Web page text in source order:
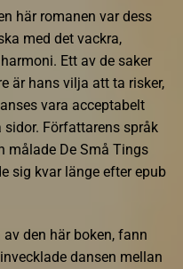
här romanen var dess
med det vackra,
Ett av de saker
är hans vilja att ta risker,
vara acceptabelt
Författarens språk
målade De Små Tings
sig kvar länge efter epub
den här boken, fann
dansen mellan